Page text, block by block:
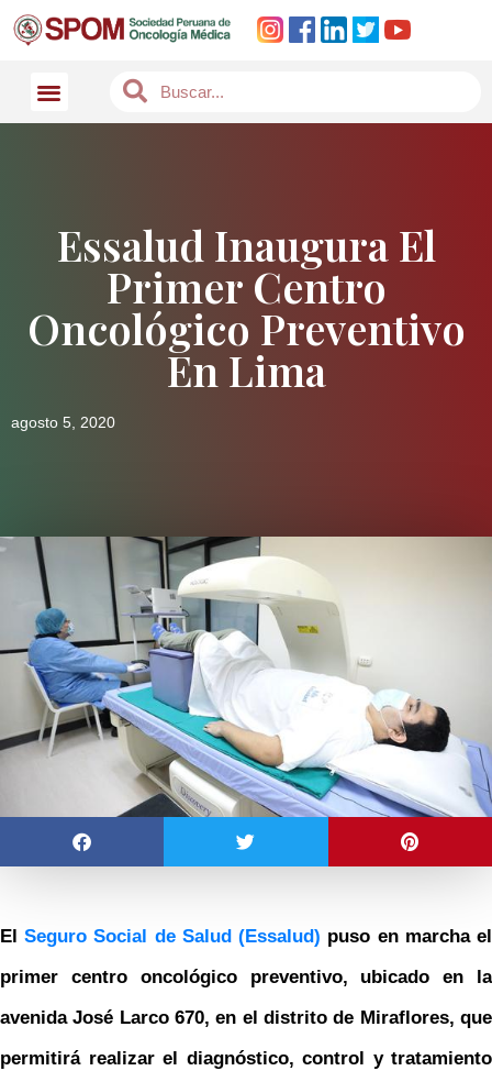
Essalud Inaugura El
Primer Centro
Oncológico Preventivo
En Lima
agosto 5, 2020
ElSeguro Social de Salud (Essalud) puso en marcha el
primer centro oncológico preventivo, ubicado en la
avenida José Larco 670, en el distrito de Miraflores, que
permitirá realizar el diagnóstico, control y tratamiento